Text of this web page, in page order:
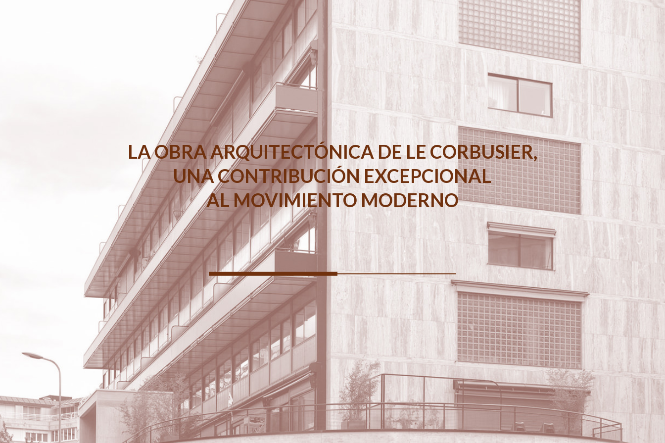
LA OBRA ARQUITECTÓNICA DE LE CORBUSIER,
UNA CONTRIBUCIÓN EXCEPCIONAL
AL MOVIMIENTO MODERNO
Cité Frugès — visite guidée thématique
Dimanches 19 juillet —16 août — 27 septembre — 22 novembre 2026
Cette visite guidée thématique a vocation d’expliquer le processus d’inscription sur la Liste du patrimoine mondial ainsi que
l’importance de la Cité Frugès dans l’œuvre de Le Corbusier.